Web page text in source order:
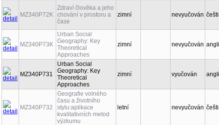
MZ340P72K
Zdraví člověka a jeho
chování v prostoru a
čase
zimní nevyučován
MZ340P73K
Urban Social
Geography: Key
Theoretical
Approaches
zimní nevyučován
MZ340P731
Urban Social
Geography: Key
Theoretical
Approaches
zimní vyučován
MZ340P732
Geografie volného
času a životního
stylu:aplikace
kvalitativních metod
výzkumu
letní nevyučován